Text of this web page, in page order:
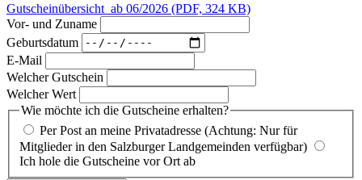
Gutscheinübersicht_ab 06/2026 (PDF, 324 KB)
Vor- und Zuname
Geburtsdatum
E-Mail
Welcher Gutschein
Welcher Wert
Wie möchte ich die Gutscheine erhalten?
Per Post an meine Privatadresse (Achtung: Nur für
Mitglieder in den Salzburger Landgemeinden verfügbar)
Ich hole die Gutscheine vor Ort ab